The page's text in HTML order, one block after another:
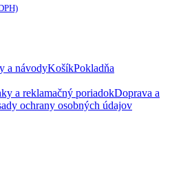
a návodyKošíkPokladňa
a reklamačný poriadokDoprava a
ochrany osobných údajov